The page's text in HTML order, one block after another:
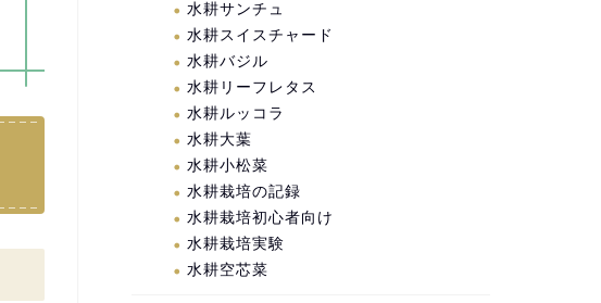
水耕サンチュ
水耕スイスチャード
水耕バジル
水耕リーフレタス
水耕ルッコラ
水耕大葉
水耕小松菜
水耕栽培の記録
水耕栽培初心者向け
水耕栽培実験
水耕空芯菜